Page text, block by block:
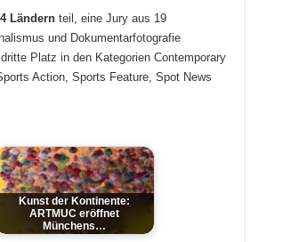
Ländernteil, eine Jury aus 19
und Dokumentarfotografie
Platz in den Kategorien Contemporary
Action, Sports Feature, Spot News
Kunst der Kontinente:
ARTMUC eröffnet
Münchens…